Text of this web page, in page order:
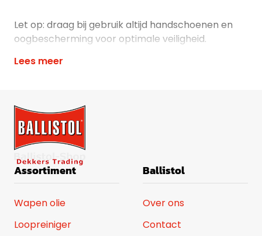
Let op: draag bij gebruik altijd handschoenen en
oogbescherming voor optimale veiligheid.
Lees meer
Assortiment
Wapen olie
Loopreiniger
Ballistol
Over ons
Contact